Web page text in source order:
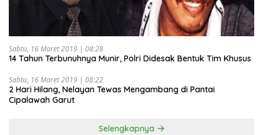
Sabtu, 16 Maret 2019 | 08:28
14 Tahun Terbunuhnya Munir, Polri Didesak Bentuk Tim Khusus
Sabtu, 16 Maret 2019 | 08:22
2 Hari Hilang, Nelayan Tewas Mengambang di Pantai
Cipalawah Garut
Selengkapnya